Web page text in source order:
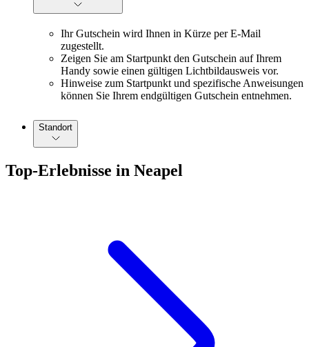
Ihr Gutschein wird Ihnen in Kürze per E-Mail
zugestellt.
Zeigen Sie am Startpunkt den Gutschein auf Ihrem
Handy sowie einen gültigen Lichtbildausweis vor.
Hinweise zum Startpunkt und spezifische Anweisungen
können Sie Ihrem endgültigen Gutschein entnehmen.
Standort
Top-Erlebnisse in Neapel